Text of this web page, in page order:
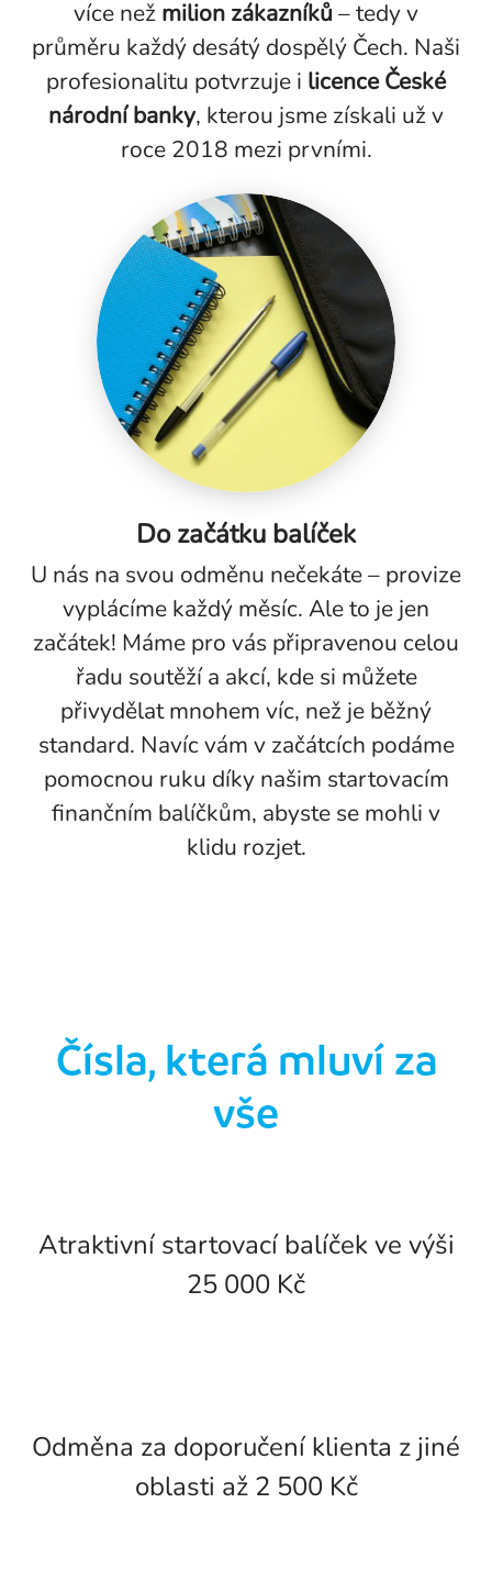
více než milion zákazníků – tedy v
průměru každý desátý dospělý Čech. Naši
profesionalitu potvrzuje i licence České
národní banky, kterou jsme získali už v
roce 2018 mezi prvními.
Do začátku balíček
U nás na svou odměnu nečekáte – provize
vyplácíme každý měsíc. Ale to je jen
začátek! Máme pro vás připravenou celou
řadu soutěží a akcí, kde si můžete
přivydělat mnohem víc, než je běžný
standard. Navíc vám v začátcích podáme
pomocnou ruku díky našim startovacím
finančním balíčkům, abyste se mohli v
klidu rozjet.
Čísla, která mluví za
vše
Atraktivní startovací balíček ve výši
25 000 Kč
Odměna za doporučení klienta z jiné
oblasti až 2 500 Kč